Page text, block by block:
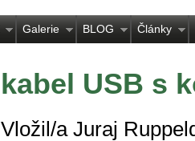
Galerie BLOG Články
kabel USB s
Vložil/a Juraj